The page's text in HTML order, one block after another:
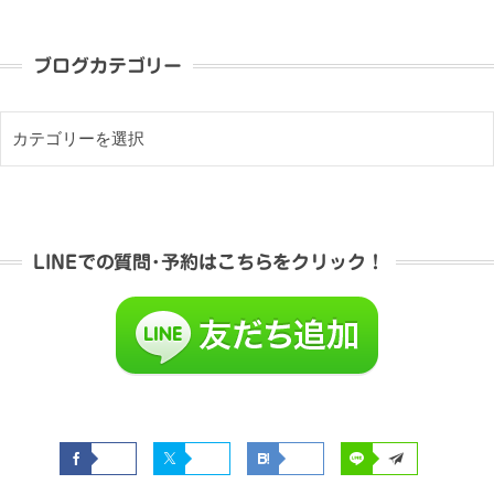
ブログカテゴリー
LINEでの質問･予約はこちらをクリック！